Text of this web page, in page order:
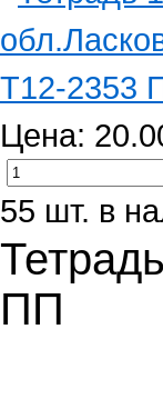
Цена:
55 шт. в
ПП